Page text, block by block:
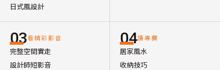
日式風設計
03看精彩影音
完整空間實走
設計師短影音
04讀專欄
居家風水
收納技巧